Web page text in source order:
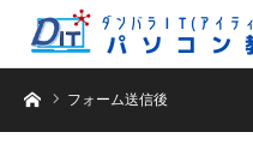
ホームフォーム送信後